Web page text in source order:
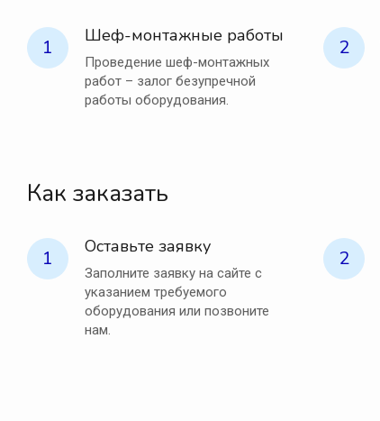
1 Шеф-монтажные работы
Проведение шеф-монтажных
работ – залог безупречной
работы оборудования.
2
Как заказать
1 Оставьте заявку
Заполните заявку на сайте с
указанием требуемого
оборудования или позвоните
нам.
2